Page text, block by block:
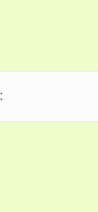
：